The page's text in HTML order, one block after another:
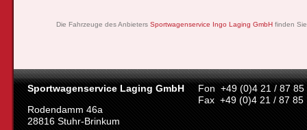
Die Fahrzeuge des Anbieters Sportwagenservice Ingo Laging GmbH finden
Sportwagenservice Laging GmbH
Rodendamm 46a
28816 Stuhr-Brinkum
Fon +49 (0)4 21 / 87 85
Fax +49 (0)4 21 / 87 85